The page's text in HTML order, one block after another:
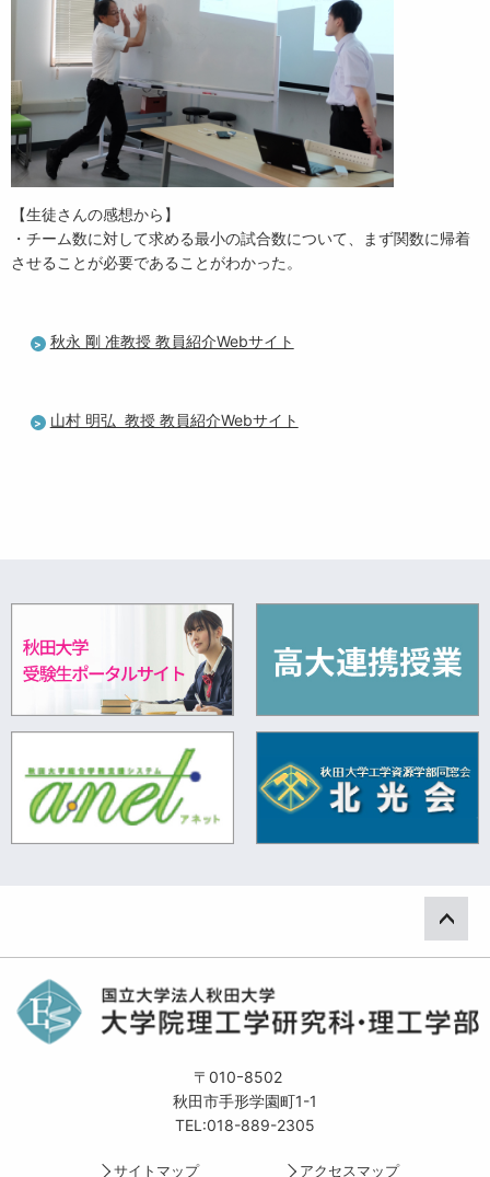
【生徒さんの感想から】
・チーム数に対して求める最小の試合数について、まず関数に帰着
させることが必要であることがわかった。
秋永 剛 准教授 教員紹介Webサイト
山村 明弘 教授 教員紹介Webサイト
〒010ｰ8502
秋田市手形学園町1-1
TEL:018-889-2305
サイトマップ アクセスマップ